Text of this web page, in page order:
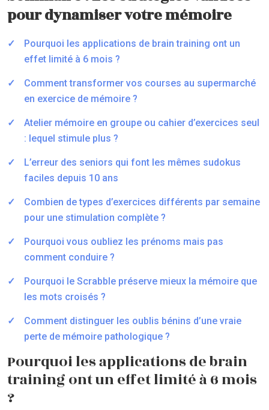
pour dynamiser votre mémoire
Pourquoi les applications de brain training ont un
effet limité à 6 mois ?
Comment transformer vos courses au supermarché
en exercice de mémoire ?
Atelier mémoire en groupe ou cahier d’exercices seul
: lequel stimule plus ?
L’erreur des seniors qui font les mêmes sudokus
faciles depuis 10 ans
Combien de types d’exercices différents par semaine
pour une stimulation complète ?
Pourquoi vous oubliez les prénoms mais pas
comment conduire ?
Pourquoi le Scrabble préserve mieux la mémoire que
les mots croisés ?
Comment distinguer les oublis bénins d’une vraie
perte de mémoire pathologique ?
Pourquoi les applications de brain
training ont un effet limité à 6 mois
?